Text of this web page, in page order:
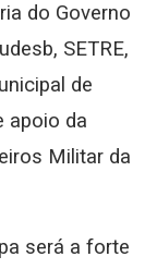
do Governo
SETRE,
de
apoio da
Militar da
será a forte